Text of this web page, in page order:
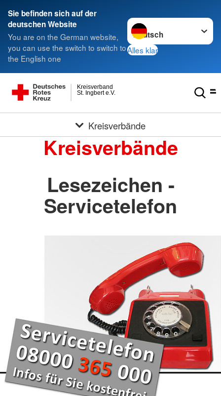
Sie befinden sich auf der
deutschen Website
You are on the German website,
you can use the switch to switch to
the English one
Sprache wechseln zu
Alles klar
St. Ingbert e.V.
Kreisverband
Kreisverbände
Kreisverbände
Lesezeichen -
Servicetelefon